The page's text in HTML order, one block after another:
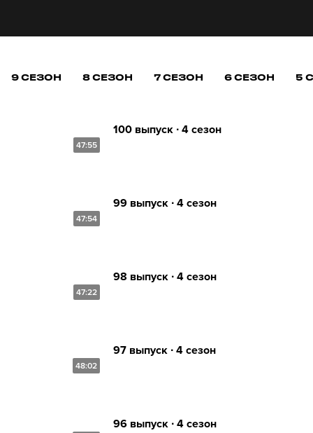
9 СЕЗОН 8 СЕЗОН 7 СЕЗОН 6 СЕЗОН 5
47:55
100 выпуск ∙ 4 сезон
47:54
99 выпуск ∙ 4 сезон
47:22
98 выпуск ∙ 4 сезон
48:02
97 выпуск ∙ 4 сезон
96 выпуск ∙ 4 сезон